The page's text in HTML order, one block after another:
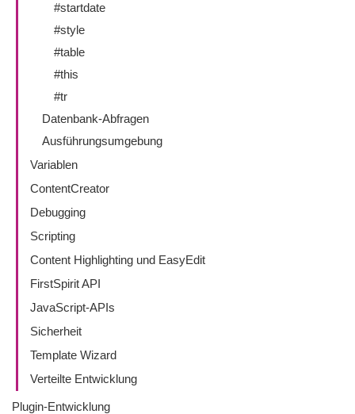
#startdate
#style
#table
#this
#tr
Datenbank-Abfragen
Ausführungsumgebung
Variablen
ContentCreator
Debugging
Scripting
Content Highlighting und EasyEdit
FirstSpirit API
JavaScript-APIs
Sicherheit
Template Wizard
Verteilte Entwicklung
Plugin-Entwicklung